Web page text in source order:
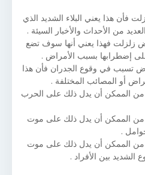
فأن هذا يعني البلاء الشديد الذي
من الأحداث والأخبار السيئة .
زلزلت فهذا يعني أنها سوف تضع
إضطرابها بسبب الأمراض .
تسبب في وقوع الجدران فأن هذا
أو المصائب المختلفة .
من الممكن أن يدل ذلك على الحرب
من الممكن أن يدل ذلك على موت
.
من الممكن أن يدل ذلك على موت
الشديد بين الأفراد .